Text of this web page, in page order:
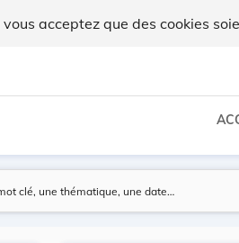
acceptez que des cookies